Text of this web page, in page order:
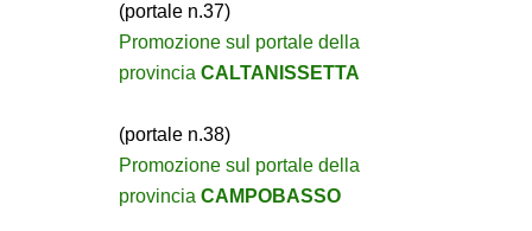
(portale n.37)
Promozione sul portale della
provincia CALTANISSETTA
(portale n.38)
Promozione sul portale della
provincia CAMPOBASSO